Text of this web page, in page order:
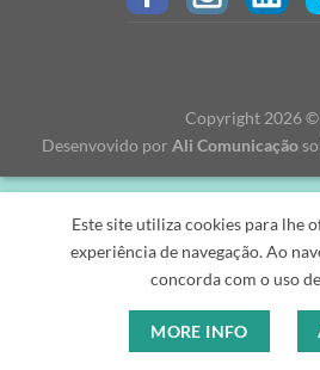
Copyright 2026 ©
Desenvovido por Ali Comunicação
Este site utiliza cookies para lhe
experiência de navegação. Ao
concorda com o uso
MORE INFO